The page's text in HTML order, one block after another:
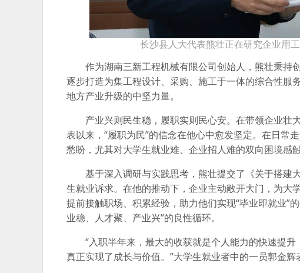
长沙县人大代表熊壮正在研究企业用
作为湖南三新工程机械有限公司创始人，熊壮秉持
逐步打造为集工程设计、采购、施工于一体的综合性
地方产业升级的中坚力量。
产业兴则民生稳，履职实则民心安。在带领企业壮
表以来，“履职为民”的信念在他心中愈发坚定。在日常
愁盼，尤其对大学生就业难、企业招人难的双向困境感触
基于深入调研与实践思考，熊壮提交了《关于搭建
生就业诉求。在他的推动下，企业主动敞开大门，为大
提前接触职场、积累经验，助力他们实现“毕业即就业”
业稳、人才聚、产业兴”的良性循环。
“入职半年来，最大的收获就是个人能力的快速提
真正实现了成长与价值。”大学生就业者中的一员郭金辉